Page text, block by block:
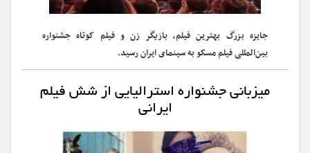
جایزه بزرگ بهترین فیلم، بازیگر زن و فیلم کوتاه جشنواره
بین‌المللی فیلم مسکو به سینمای ایران رسید.
میزبانی جشنواره استرالیایی از شش فیلم
ایرانی